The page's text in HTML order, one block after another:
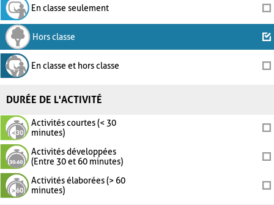
En classe seulement
Hors classe
En classe et hors classe
DURÉE DE L'ACTIVITÉ
Activités courtes (< 30
minutes)
Activités développées
(Entre 30 et 60 minutes)
Activités élaborées (> 60
minutes)